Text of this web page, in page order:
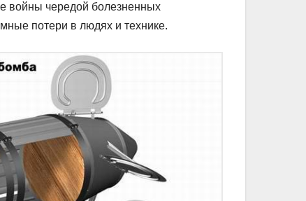
войны чередой болезненных
потери в людях и технике.